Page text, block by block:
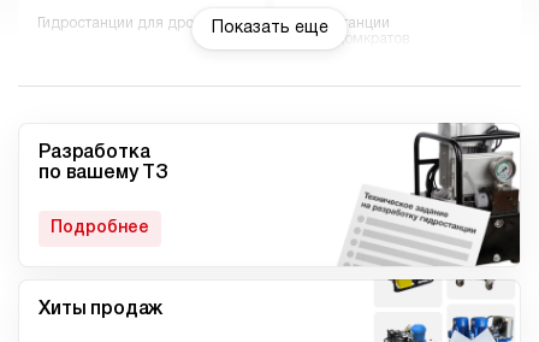
Гидростанции для дровокола
Гидростанции
гидродомкратов
Гидростанции для токарного
Мини гидростанции
Компактные гидростанции
Показать еще
Разработка
по вашему ТЗ
Подробнее
Хиты продаж